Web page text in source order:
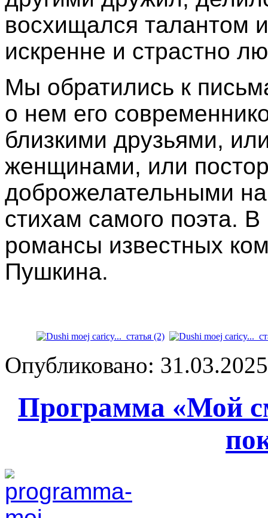
восхищался талантом
искренне и страстно
Мы обратились к
о нем его
близкими друзьями,
женщинами, или
доброжелательными
стихам самого поэта.
романсы известных
Пушкина.
Опубликовано:
Программа «Мой